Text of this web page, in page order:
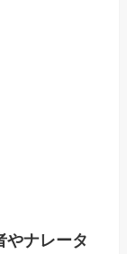
やナレータ